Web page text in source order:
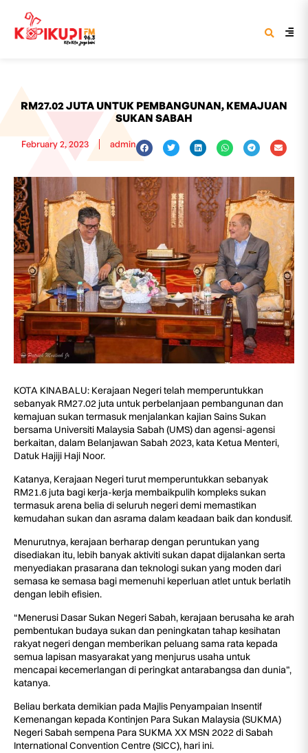
RM27.02 JUTA UNTUK PEMBANGUNAN, KEMAJUAN
SUKAN SABAH
February 2, 2023 admin
KOTA KINABALU: Kerajaan Negeri telah memperuntukkan
sebanyak RM27.02 juta untuk perbelanjaan pembangunan dan
kemajuan sukan termasuk menjalankan kajian Sains Sukan
bersama Universiti Malaysia Sabah (UMS) dan agensi-agensi
berkaitan, dalam Belanjawan Sabah 2023, kata Ketua Menteri,
Datuk Hajiji Haji Noor.
Katanya, Kerajaan Negeri turut memperuntukkan sebanyak
RM21.6 juta bagi kerja-kerja membaikpulih kompleks sukan
termasuk arena belia di seluruh negeri demi memastikan
kemudahan sukan dan asrama dalam keadaan baik dan kondusif.
Menurutnya, kerajaan berharap dengan peruntukan yang
disediakan itu, lebih banyak aktiviti sukan dapat dijalankan serta
menyediakan prasarana dan teknologi sukan yang moden dari
semasa ke semasa bagi memenuhi keperluan atlet untuk berlatih
dengan lebih efisien.
“Menerusi Dasar Sukan Negeri Sabah, kerajaan berusaha ke arah
pembentukan budaya sukan dan peningkatan tahap kesihatan
rakyat negeri dengan memberikan peluang sama rata kepada
semua lapisan masyarakat yang menjurus usaha untuk
mencapai kecemerlangan di peringkat antarabangsa dan dunia”,
katanya.
Beliau berkata demikian pada Majlis Penyampaian Insentif
Kemenangan kepada Kontinjen Para Sukan Malaysia (SUKMA)
Negeri Sabah sempena Para SUKMA XX MSN 2022 di Sabah
International Convention Centre (SICC), hari ini.